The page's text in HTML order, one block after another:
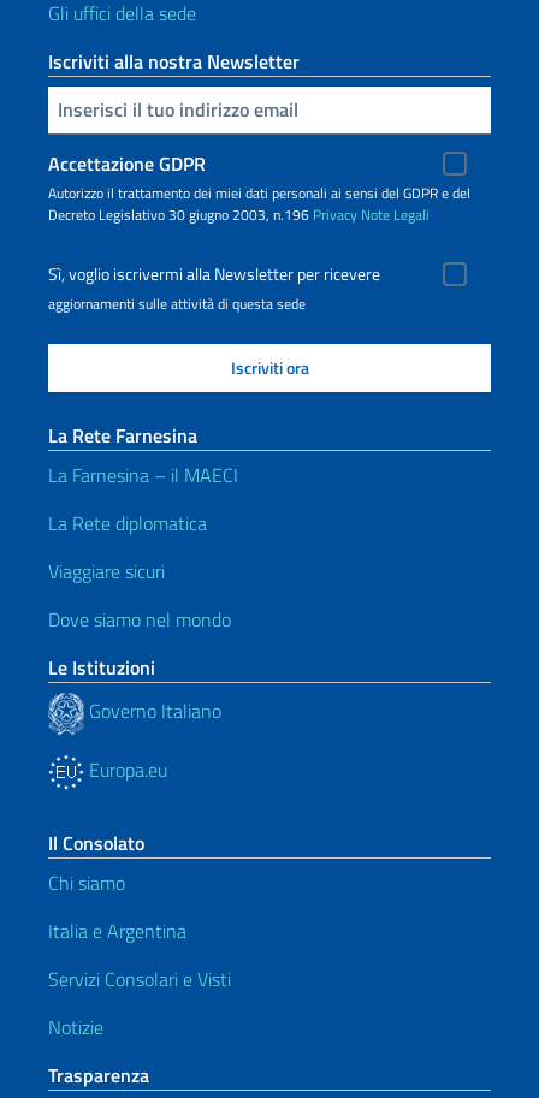
Gli uffici della sede
Iscriviti alla nostra Newsletter
Inserisci la tua email
Accettazione GDPR
Autorizzo il trattamento dei miei dati personali ai sensi del GDPR e del
Decreto Legislativo 30 giugno 2003, n.196 Privacy Note Legali
Sì, voglio iscrivermi alla Newsletter per ricevere
aggiornamenti sulle attività di questa sede
La Rete Farnesina
La Farnesina – il MAECI
La Rete diplomatica
Viaggiare sicuri
Dove siamo nel mondo
Le Istituzioni
Governo Italiano
Europa.eu
Il Consolato
Chi siamo
Italia e Argentina
Servizi Consolari e Visti
Notizie
Trasparenza